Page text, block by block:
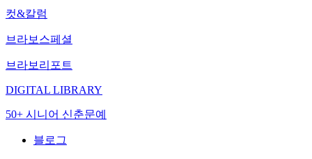
컷&칼럼
브라보스페셜
브라보리포트
DIGITAL LIBRARY
50+ 시니어 신춘문예
블로그